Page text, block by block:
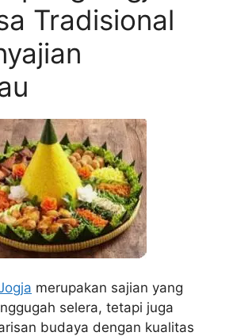
Tradisional
merupakan sajian yang
selera, tetapi juga
budaya dengan kualitas